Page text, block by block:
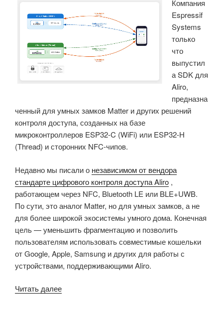
на
базе
nRF54L15»
Компания
Espressif
Systems
только
что
выпустил
а SDK для
Aliro,
предназна
ченный для умных замков Matter и других решений
контроля доступа, созданных на базе
микроконтроллеров ESP32-C (WiFi) или ESP32-H
(Thread) и сторонних NFC-чипов.
Недавно мы писали о независимом от вендора
стандарте цифрового контроля доступа Aliro ,
работающем через NFC, Bluetooth LE или BLE+UWB.
По сути, это аналог Matter, но для умных замков, а не
для более широкой экосистемы умного дома. Конечная
цель — уменьшить фрагментацию и позволить
пользователям использовать совместимые кошельки
от Google, Apple, Samsung и других для работы с
устройствами, поддерживающими Aliro.
Читать далее«Espressif